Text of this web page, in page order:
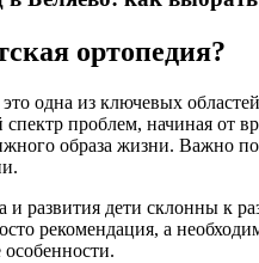
ортопедия?
это одна из ключевых
проблем, начиная от
образа жизни. Важно
и развития дети склонны к
рекомендация, а